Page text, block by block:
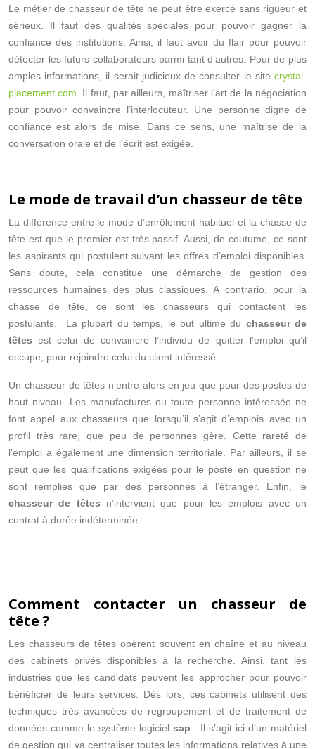
Le métier de chasseur de tête ne peut être exercé sans rigueur et
sérieux. Il faut des qualités spéciales pour pouvoir gagner la
confiance des institutions. Ainsi, il faut avoir du flair pour pouvoir
détecter les futurs collaborateurs parmi tant d’autres. Pour de plus
amples informations, il serait judicieux de consulter le site crystal-
placement.com . Il faut, par ailleurs, maîtriser l’art de la négociation
pour pouvoir convaincre l’interlocuteur. Une personne digne de
confiance est alors de mise. Dans ce sens, une maîtrise de la
conversation orale et de l’écrit est exigée.
Le mode de travail d’un chasseur de tête
La différence entre le mode d’enrôlement habituel et la chasse de
tête est que le premier est très passif. Aussi, de coutume, ce sont
les aspirants qui postulent suivant les offres d’emploi disponibles.
Sans doute, cela constitue une démarche de gestion des
ressources humaines des plus classiques. A contrario, pour la
chasse de tête, ce sont les chasseurs qui contactent les
postulants. La plupart du temps, le but ultime du chasseur de
têtes est celui de convaincre l’individu de quitter l’emploi qu’il
occupe, pour rejoindre celui du client intéressé.
Un chasseur de têtes n’entre alors en jeu que pour des postes de
haut niveau. Les manufactures ou toute personne intéressée ne
font appel aux chasseurs que lorsqu’il s’agit d’emplois avec un
profil très rare, que peu de personnes gère. Cette rareté de
l’emploi a également une dimension territoriale. Par ailleurs, il se
peut que les qualifications exigées pour le poste en question ne
sont remplies que par des personnes à l’étranger. Enfin, le
chasseur de têtes n’intervient que pour les emplois avec un
contrat à durée indéterminée.
Comment contacter un chasseur de
tête ?
Les chasseurs de têtes opèrent souvent en chaîne et au niveau
des cabinets privés disponibles à la recherche. Ainsi, tant les
industries que les candidats peuvent les approcher pour pouvoir
bénéficier de leurs services. Dès lors, ces cabinets utilisent des
techniques très avancées de regroupement et de traitement de
données comme le système logiciel sap . Il s’agit ici d’un matériel
de gestion qui va centraliser toutes les informations relatives à une